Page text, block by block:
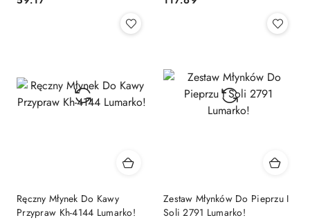
Cena: Cena:
Ręczny Młynek Do Kawy
Przypraw Kh-4144 Lumarko!
Zestaw Młynków Do Pieprzu I
Soli 2791 Lumarko!